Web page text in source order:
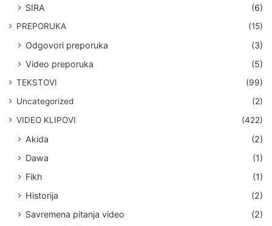
SIRA
(6)
PREPORUKA (15)
Odgovori preporuka
(3)
Video preporuka
(5)
TEKSTOVI
(99)
Uncategorized
(2)
VIDEO KLIPOVI
(422)
Akida
(2)
Dawa
(1)
Fikh
(1)
Historija
(2)
Savremena pitanja video
(2)